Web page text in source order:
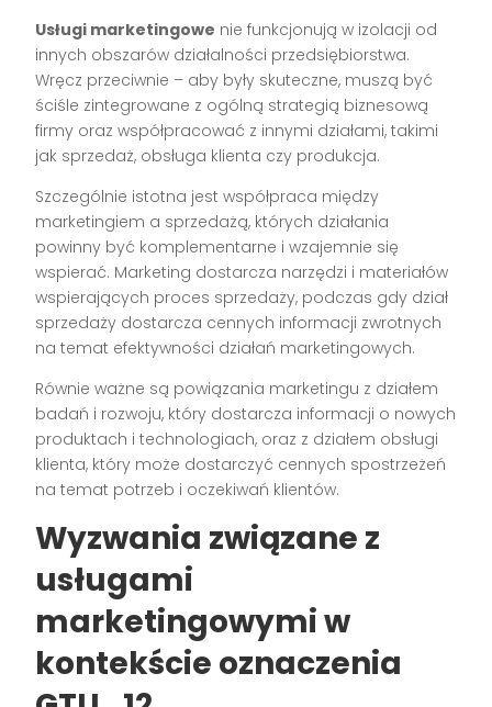
Usługi marketingowe nie funkcjonują w izolacji od
innych obszarów działalności przedsiębiorstwa.
Wręcz przeciwnie – aby były skuteczne, muszą być
ściśle zintegrowane z ogólną strategią biznesową
firmy oraz współpracować z innymi działami, takimi
jak sprzedaż, obsługa klienta czy produkcja.
Szczególnie istotna jest współpraca między
marketingiem a sprzedażą, których działania
powinny być komplementarne i wzajemnie się
wspierać. Marketing dostarcza narzędzi i materiałów
wspierających proces sprzedaży, podczas gdy dział
sprzedaży dostarcza cennych informacji zwrotnych
na temat efektywności działań marketingowych.
Równie ważne są powiązania marketingu z działem
badań i rozwoju, który dostarcza informacji o nowych
produktach i technologiach, oraz z działem obsługi
klienta, który może dostarczyć cennych spostrzeżeń
na temat potrzeb i oczekiwań klientów.
Wyzwania związane z
usługami
marketingowymi w
kontekście oznaczenia